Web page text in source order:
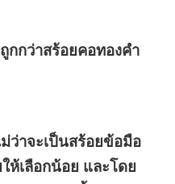
กกว่าสร้อยคอทองคำ
ว่าจะเป็นสร้อยข้อมือ
ห้เลือกน้อย และโดย